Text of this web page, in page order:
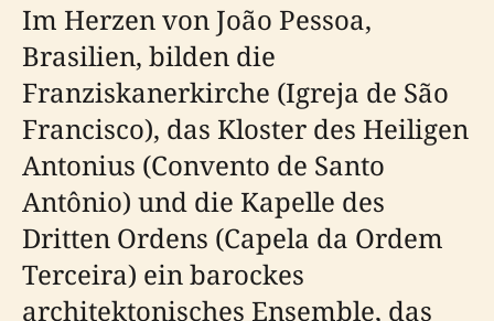
Im Herzen von João Pessoa,
Brasilien, bilden die
Franziskanerkirche (Igreja de São
Francisco), das Kloster des Heiligen
Antonius (Convento de Santo
Antônio) und die Kapelle des
Dritten Ordens (Capela da Ordem
Terceira) ein barockes
architektonisches Ensemble, das